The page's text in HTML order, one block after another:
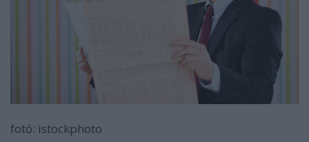
fotó: istockphoto